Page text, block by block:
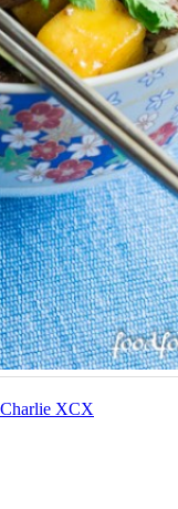
XCX